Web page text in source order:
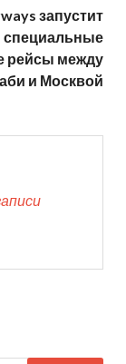
запустит
специальные
рейсы между
и Москвой